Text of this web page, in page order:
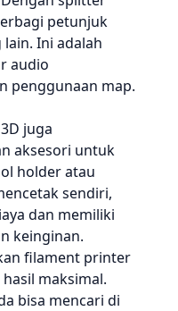
petunjuk
Ini adalah
audio
penggunaan map.
juga
aksesori untuk
holder atau
sendiri,
dan memiliki
keinginan.
filament printer
maksimal.
bisa mencari di